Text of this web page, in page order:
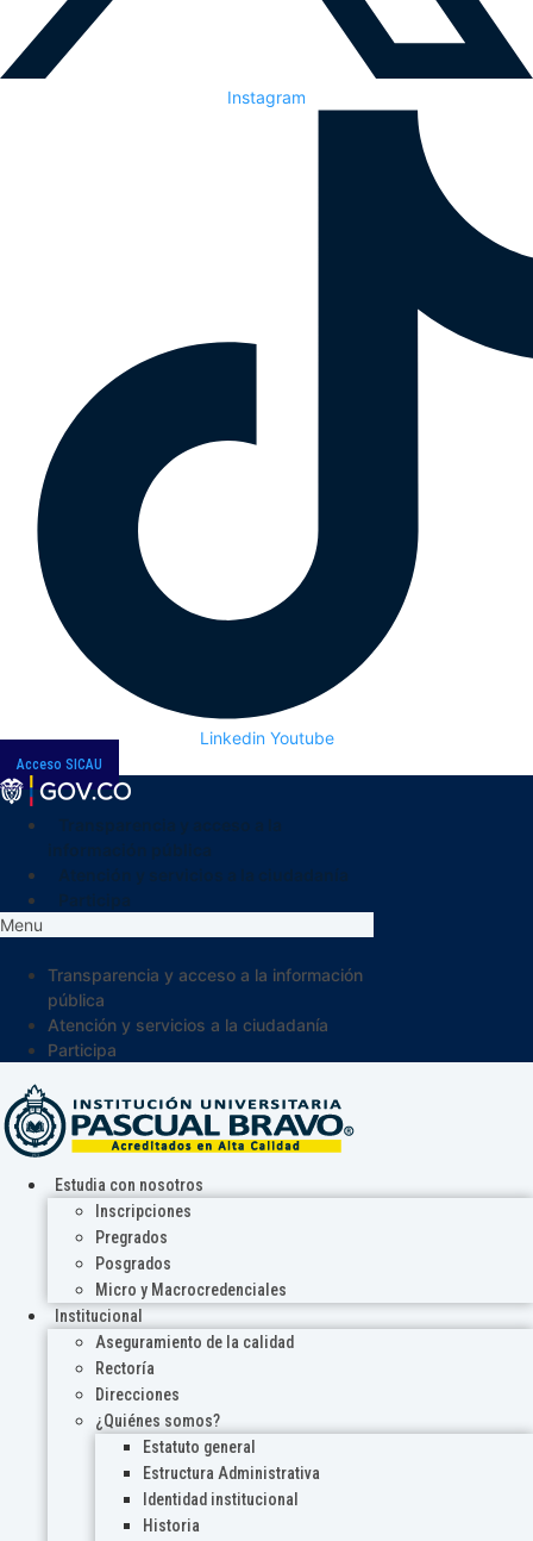
Instagram
Linkedin Youtube
Acceso SICAU
Menu
Transparencia y acceso a la información
pública
Atención y servicios a la ciudadanía
Participa
Estudia con nosotros
Inscripciones
Pregrados
Posgrados
Micro y Macrocredenciales
Institucional
Aseguramiento de la calidad
Rectoría
Direcciones
¿Quiénes somos?
Estatuto general
Estructura Administrativa
Identidad institucional
Historia